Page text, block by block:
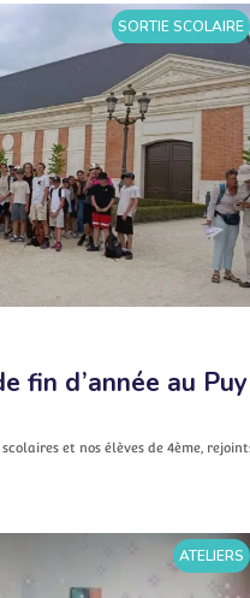
SORTIE SCOLAIRE
fin d’année au Puy
et nos élèves de 4ème,
ATELIERS